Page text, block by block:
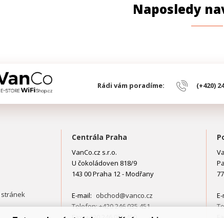
Naposledy
Rádi vám poradíme: (+420)
Centrála Praha
VanCo.cz s.r.o.
U čokoládoven 818/9
143 00 Praha 12 - Modřany
E-mail: obchod@vanco.cz
Telefon: +420 246 035 451